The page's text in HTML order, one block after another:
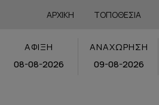
ΑΡΧΙΚΉ ΤΟΠΟΘΕΣΊΑ
ΆΦΙΞΗ ΑΝΑΧΏΡΗΣΗ